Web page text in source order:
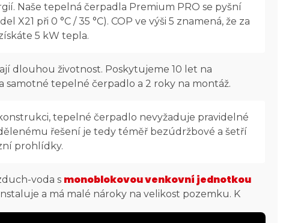
Naše tepelná čerpadla Premium PRO se pyšní
X21 při 0 °C / 35 °C). COP ve výši 5 znamená, že za
5 kW tepla.
dlouhou životnost. Poskytujeme 10 let na
samotné tepelné čerpadlo a 2 roky na montáž.
tepelné čerpadlo nevyžaduje pravidelné
řešení je tedy téměř bezúdržbové a šetří
prohlídky.
voda s monoblokovou venkovní jednotkou
a má malé nároky na velikost pozemku. K